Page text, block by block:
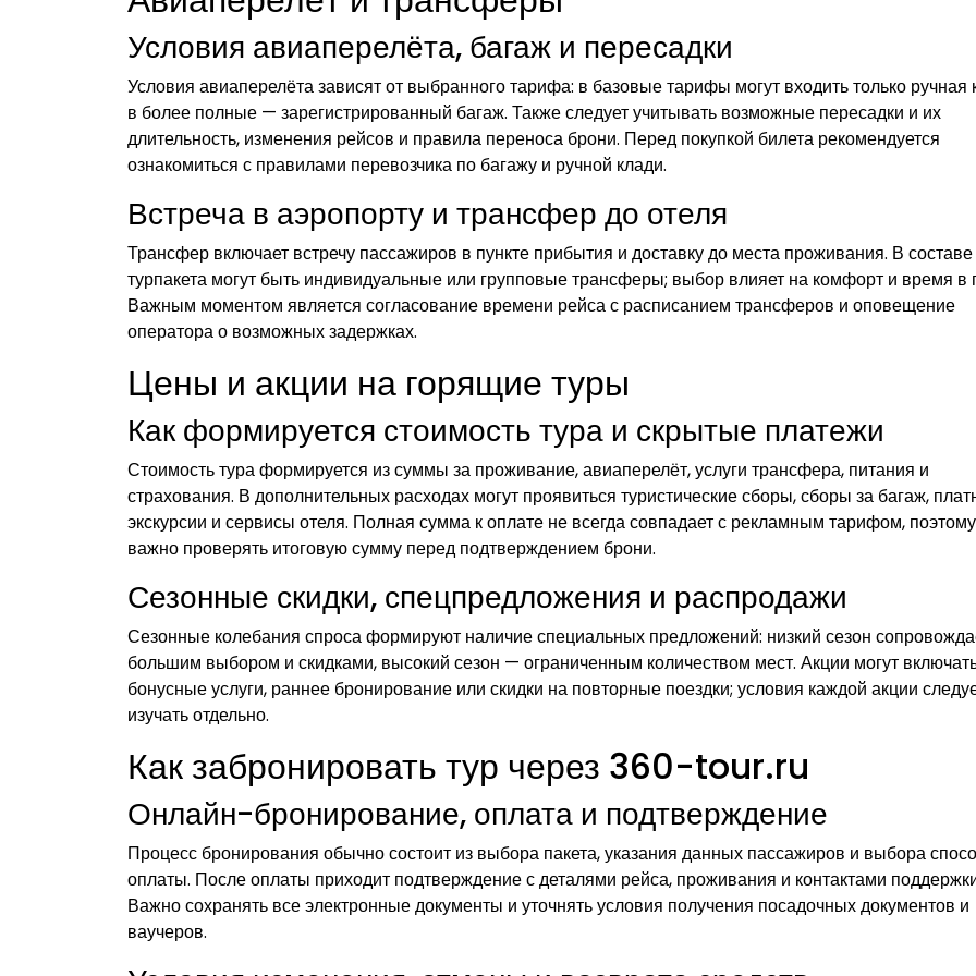
Условия авиаперелёта, багаж и пересадки
Условия авиаперелёта зависят от выбранного тарифа: в базовые тарифы могут входить только ручная
в более полные — зарегистрированный багаж. Также следует учитывать возможные пересадки и их
длительность, изменения рейсов и правила переноса брони. Перед покупкой билета рекомендуется
ознакомиться с правилами перевозчика по багажу и ручной клади.
Встреча в аэропорту и трансфер до отеля
Трансфер включает встречу пассажиров в пункте прибытия и доставку до места проживания. В составе
турпакета могут быть индивидуальные или групповые трансферы; выбор влияет на комфорт и время в
Важным моментом является согласование времени рейса с расписанием трансферов и оповещение
оператора о возможных задержках.
Цены и акции на горящие туры
Как формируется стоимость тура и скрытые платежи
Стоимость тура формируется из суммы за проживание, авиаперелёт, услуги трансфера, питания и
страхования. В дополнительных расходах могут проявиться туристические сборы, сборы за багаж,
экскурсии и сервисы отеля. Полная сумма к оплате не всегда совпадает с рекламным тарифом, поэтому
важно проверять итоговую сумму перед подтверждением брони.
Сезонные скидки, спецпредложения и распродажи
Сезонные колебания спроса формируют наличие специальных предложений: низкий сезон
большим выбором и скидками, высокий сезон — ограниченным количеством мест. Акции могут
бонусные услуги, раннее бронирование или скидки на повторные поездки; условия каждой акции
изучать отдельно.
Как забронировать тур через 360-tour.ru
Онлайн-бронирование, оплата и подтверждение
Процесс бронирования обычно состоит из выбора пакета, указания данных пассажиров и выбора
оплаты. После оплаты приходит подтверждение с деталями рейса, проживания и контактами
Важно сохранять все электронные документы и уточнять условия получения посадочных документов и
ваучеров.